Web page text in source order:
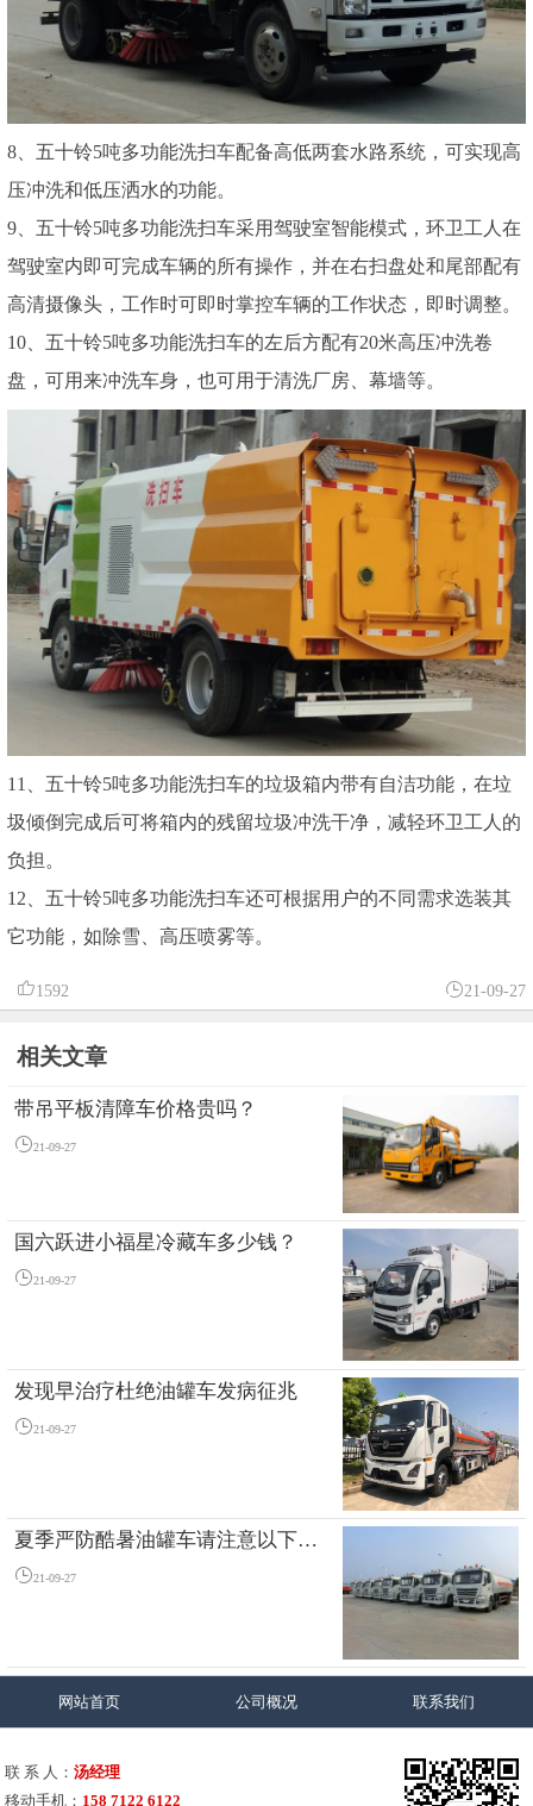
8、五十铃5吨多功能洗扫车配备高低两套水路系统，可实现高
压冲洗和低压洒水的功能。
9、五十铃5吨多功能洗扫车采用驾驶室智能模式，环卫工人在
驾驶室内即可完成车辆的所有操作，并在右扫盘处和尾部配有
高清摄像头，工作时可即时掌控车辆的工作状态，即时调整。
10、五十铃5吨多功能洗扫车的左后方配有20米高压冲洗卷
盘，可用来冲洗车身，也可用于清洗厂房、幕墙等。
11、五十铃5吨多功能洗扫车的垃圾箱内带有自洁功能，在垃
圾倾倒完成后可将箱内的残留垃圾冲洗干净，减轻环卫工人的
负担。
12、五十铃5吨多功能洗扫车还可根据用户的不同需求选装其
它功能，如除雪、高压喷雾等。
1592 21-09-27
相关文章
带吊平板清障车价格贵吗？
21-09-27
国六跃进小福星冷藏车多少钱？
21-09-27
发现早治疗杜绝油罐车发病征兆
21-09-27
夏季严防酷暑油罐车请注意以下这几点
21-09-27
网站首页 公司概况 联系我们
联 系 人： 汤经理
移动手机： 158 7122 6122